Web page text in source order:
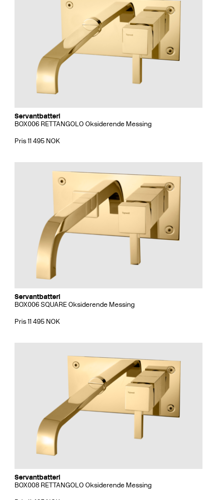
Servantbatteri
BOX006 RETTANGOLO Oksiderende Messing
Pris 11 495 NOK
Servantbatteri
BOX006 SQUARE Oksiderende Messing
Pris 11 495 NOK
Servantbatteri
BOX008 RETTANGOLO Oksiderende Messing